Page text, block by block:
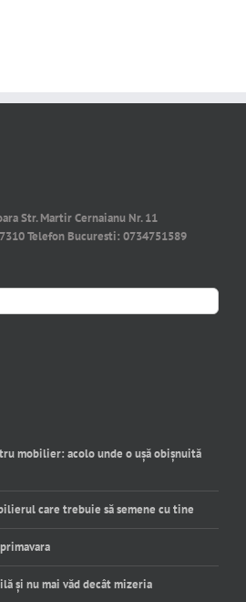
Str. Martir Cernaianu Nr. 11
Telefon Bucuresti: 0734751589
mobilier: acolo unde o ușă obișnuită
care trebuie să semene cu tine
și nu mai văd decât mizeria